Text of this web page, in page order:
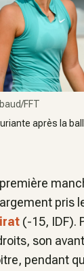
FFT
après la
pris
(-15, IDF).
son
pendant